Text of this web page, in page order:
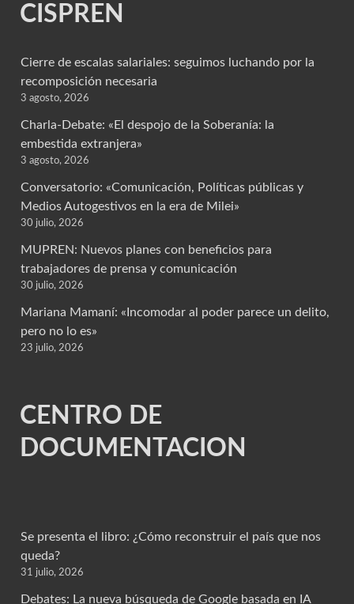
CISPREN
Cierre de escalas salariales: seguimos luchando por la
recomposición necesaria
3 agosto, 2026
Charla-Debate: «El despojo de la Soberanía: la
embestida extranjera»
3 agosto, 2026
Conversatorio: «Comunicación, Políticas públicas y
Medios Autogestivos en la era de Milei»
30 julio, 2026
MUPREN: Nuevos planes con beneficios para
trabajadores de prensa y comunicación
30 julio, 2026
Mariana Mamaní: «Incomodar al poder parece un delito,
pero no lo es»
23 julio, 2026
CENTRO DE
DOCUMENTACION
Se presenta el libro: ¿Cómo reconstruir el país que nos
queda?
31 julio, 2026
Debates: La nueva búsqueda de Google basada en IA